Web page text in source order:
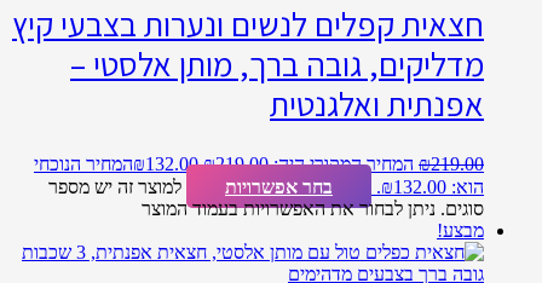
חצאית קפלים לנשים ונערות בצבעי קיץ
מדליקים, גובה ברך, מותן אלסטי –
אפנתית ואלגנטית
₪219.00 המחיר המקורי היה: ₪219.00. ₪132.00
המחיר הנוכחי
הוא: ₪132.00.
בחר אפשרויות
למוצר זה יש מספר
סוגים. ניתן לבחור את האפשרויות בעמוד המוצר
מבצע!